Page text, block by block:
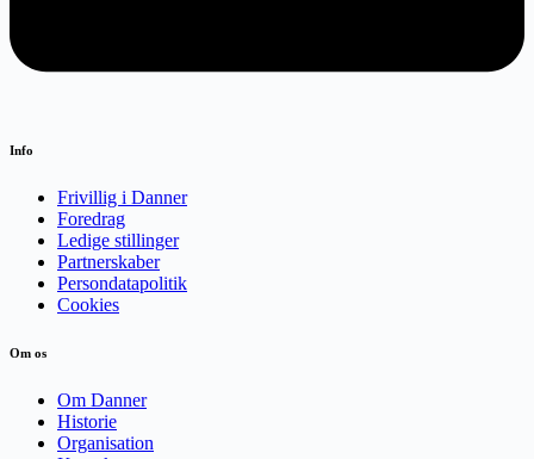
Info
Frivillig i Danner
Foredrag
Ledige stillinger
Partnerskaber
Persondatapolitik
Cookies
Om os
Om Danner
Historie
Organisation